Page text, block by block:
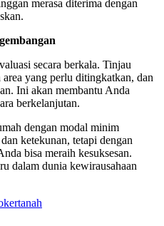
merasa diterima dengan
secara berkala. Tinjau
yang perlu ditingkatkan, dan
Ini akan membantu Anda
berkelanjutan.
dengan modal minim
ketekunan, tetapi dengan
bisa meraih kesuksesan.
dalam dunia kewirausahaan